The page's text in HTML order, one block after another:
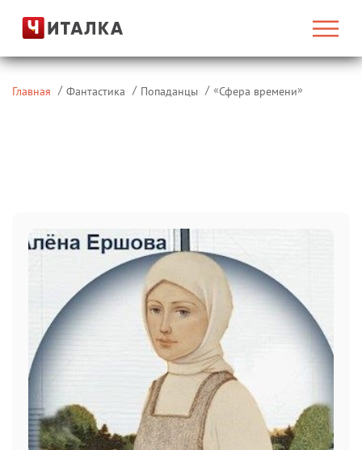
Главная Фантастика Попаданцы «Сфера времени»